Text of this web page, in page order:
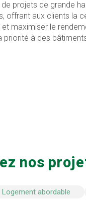
projets de grande
offrant aux clients la
maximiser le
priorité à des
nos
Logement abordable